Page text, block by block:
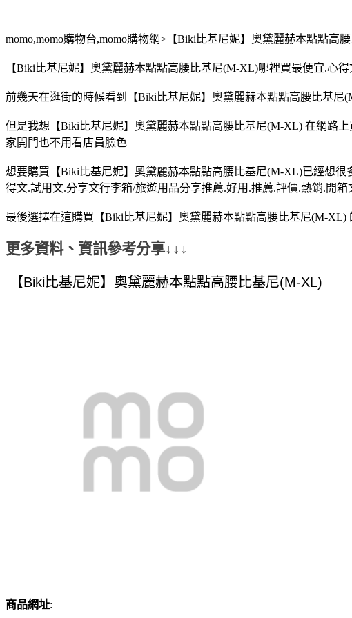
momo,momo購物台,momo購物網>【Biki比基尼妮】奧黛麗赫本點點
【Biki比基尼妮】奧黛麗赫本點點高腰比基尼(M-XL)哪裡買最便宜.心
前幾天在逛街的時候看到【Biki比基尼妮】奧黛麗赫本點點高腰比基
但是我想【Biki比基尼妮】奧黛麗赫本點點高腰比基尼(M-XL) 在網路
家開門也不用看店員臉色
想要購買【Biki比基尼妮】奧黛麗赫本點點高腰比基尼(M-XL)已經想
得文.試用文.分享文行李箱/旅遊用品分享推薦.好用.推薦.評價.熱銷.開箱
最後選擇在這購買【Biki比基尼妮】奧黛麗赫本點點高腰比基尼(M-
更多資料、資訊參考分享↓↓↓
商品網址: